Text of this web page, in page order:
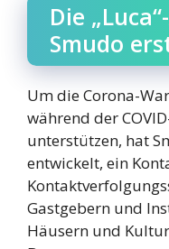
Die
Smudo
Um die Corona-
während der
unterstützen, hat
entwickelt, ein
Gastgebern und
Häusern und